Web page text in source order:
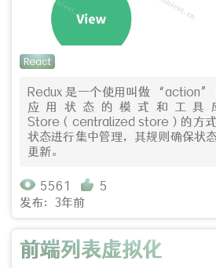
React
Redux 是一个使用叫做 “action”
应用状态的模式和工具
Store（centralized store）的方
状态进行集中管理，其规则确保状
更新。
5561
5
发布：3年前
前端列表虚拟化